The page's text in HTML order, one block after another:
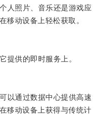
照片、音乐还是游戏应
移动设备上轻松获取。
供的即时服务上。
通过数据中心提供高速
移动设备上获得与传统计